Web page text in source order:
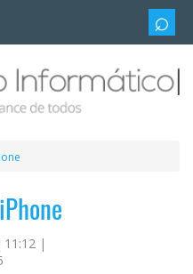
11:12 |